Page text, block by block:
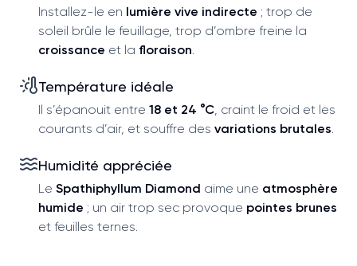
Installez-le en lumière vive indirecte ; trop de
soleil brûle le feuillage, trop d’ombre freine la
croissance et la floraison
Température idéale
Il s’épanouit entre 18 et 24 °C , craint le froid et les
courants d’air, et souffre des variations brutales
Humidité appréciée
Le Spathiphyllum Diamond aime une atmosphère
humide ; un air trop sec provoque pointes brunes
et feuilles ternes.